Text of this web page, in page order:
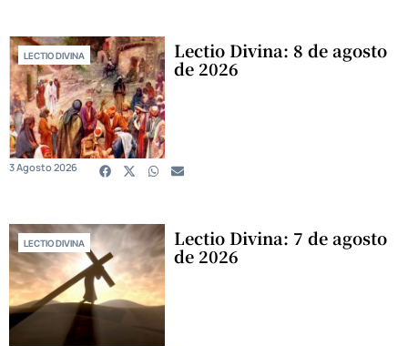
LECTIO DIVINA Lectio Divina: 8 de agosto
de 2026
3 Agosto 2026
LECTIO DIVINA Lectio Divina: 7 de agosto
de 2026